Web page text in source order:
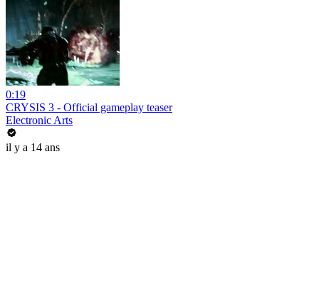
0:19
CRYSIS 3 - Official gameplay teaser
Electronic Arts
il y a 14 ans